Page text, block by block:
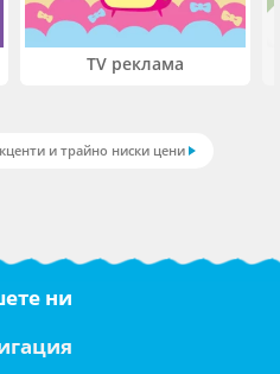
TV реклама
и трайно ниски цени
ни